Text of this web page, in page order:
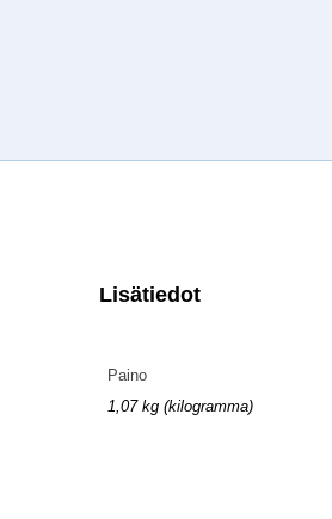
Lisätiedot
Paino
1,07 kg (kilogramma)